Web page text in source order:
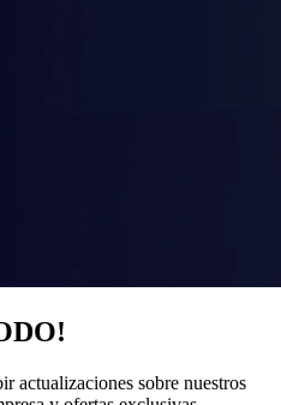
actualizaciones sobre nuestros